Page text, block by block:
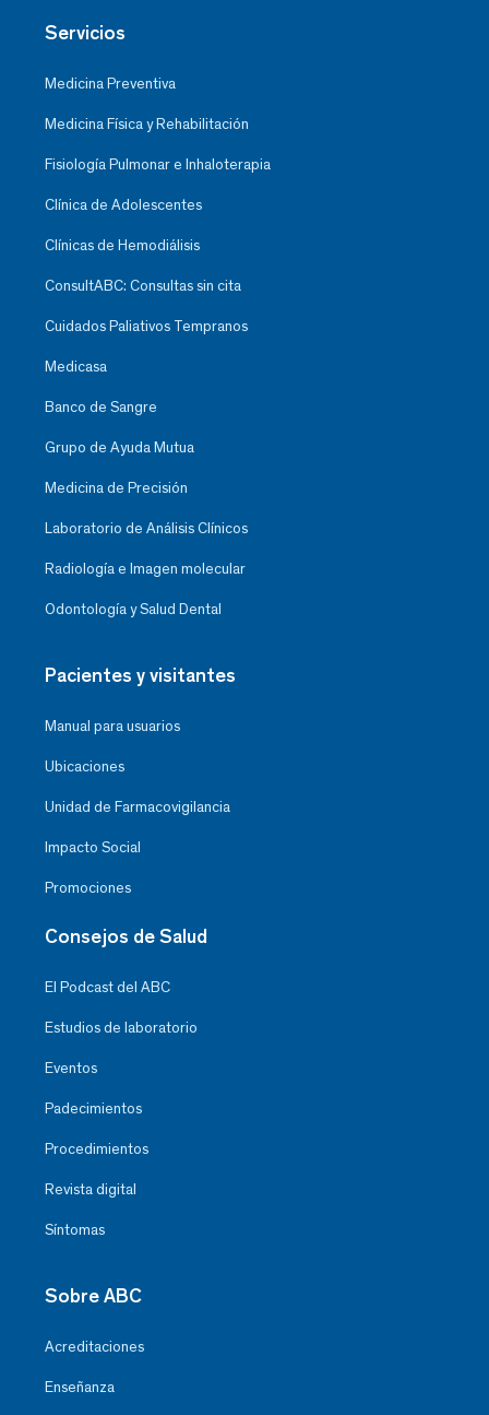
Servicios
Medicina Preventiva
Medicina Física y Rehabilitación
Fisiología Pulmonar e Inhaloterapia
Clínica de Adolescentes
Clínicas de Hemodiálisis
ConsultABC: Consultas sin cita
Cuidados Paliativos Tempranos
Medicasa
Banco de Sangre
Grupo de Ayuda Mutua
Medicina de Precisión
Laboratorio de Análisis Clínicos
Radiología e Imagen molecular
Odontología y Salud Dental
Pacientes y visitantes
Manual para usuarios
Ubicaciones
Unidad de Farmacovigilancia
Impacto Social
Promociones
Consejos de Salud
El Podcast del ABC
Estudios de laboratorio
Eventos
Padecimientos
Procedimientos
Revista digital
Síntomas
Sobre ABC
Acreditaciones
Enseñanza